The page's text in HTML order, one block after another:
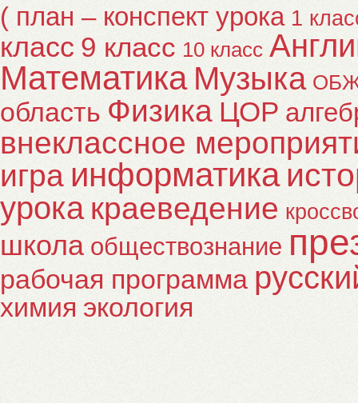
( план – конспект урока 1
класс 9 класс 10 класс
Математика Музыка
область Физика ЦОР
внеклассное
игра информатика
урока краеведение
школа обществознание
рабочая программа
химия экология